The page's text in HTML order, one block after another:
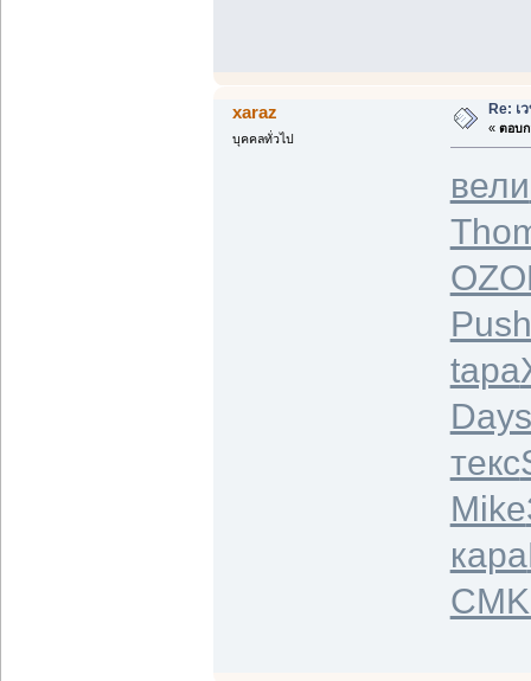
xaraz
บุคคลทั่วไป
Re: เ
« ตอบก
вели
Push
tapa
Days
текс
Mike
кара